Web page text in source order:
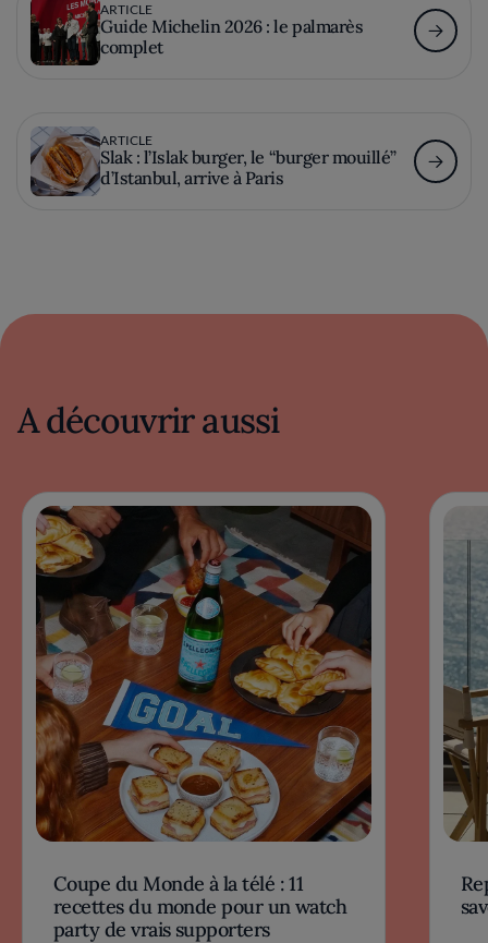
ARTICLE
Guide Michelin 2026 : le palmarès
complet
ARTICLE
Slak : l’Islak burger, le “burger mouillé”
d’Istanbul, arrive à Paris
A découvrir aussi
Coupe du Monde à la télé : 11
recettes du monde pour un watch
party de vrais supporters